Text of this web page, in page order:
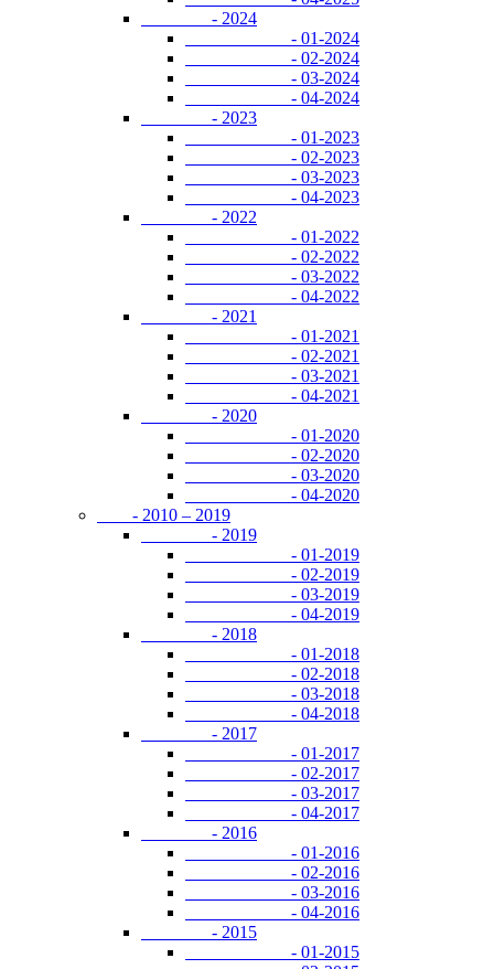
- 2024
- 01-2024
- 02-2024
- 03-2024
- 04-2024
- 2023
- 01-2023
- 02-2023
- 03-2023
- 04-2023
- 2022
- 01-2022
- 02-2022
- 03-2022
- 04-2022
- 2021
- 01-2021
- 02-2021
- 03-2021
- 04-2021
- 2020
- 01-2020
- 02-2020
- 03-2020
- 04-2020
- 2010 – 2019
- 2019
- 01-2019
- 02-2019
- 03-2019
- 04-2019
- 2018
- 01-2018
- 02-2018
- 03-2018
- 04-2018
- 2017
- 01-2017
- 02-2017
- 03-2017
- 04-2017
- 2016
- 01-2016
- 02-2016
- 03-2016
- 04-2016
- 2015
- 01-2015